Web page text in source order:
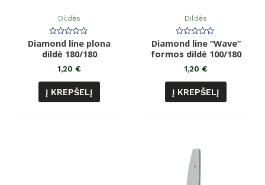
Dildės
Įvertinimas:
0
iš
Diamond line plona
dildė 180/180
1,20 €
Į KREPŠELĮ
Dildės
Įvertinimas:
0
iš
Diamond line “Wave”
formos dildė 100/180
1,20 €
Į KREPŠELĮ